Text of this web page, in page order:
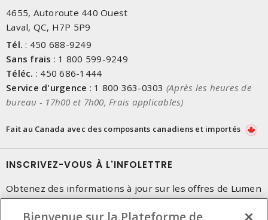
4655, Autoroute 440 Ouest
Laval, QC, H7P 5P9
Tél. : 450 688-9249
Sans frais : 1 800 599-9249
Téléc. : 450 686-1444
Service d'urgence : 1 800 363-0303 (Après les heures de
bureau - 17h00 et 7h00, Frais applicables)
Fait au Canada avec des composants canadiens et importés
INSCRIVEZ-VOUS À L'INFOLETTRE
Obtenez des informations à jour sur les offres de Lumen
Bienvenue sur la Plateforme de